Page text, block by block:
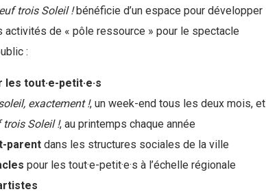
trois Soleil !bénéficie d’un espace pour développer
activités de « pôle ressource » pour le spectacle
:
tout·e-petit·e·s
exactement !, un week-end tous les deux mois, et
trois Soleil !, au printemps chaque année
parent dans les structures sociales de la ville
pour les tout·e-petit·e·s à l’échelle régionale